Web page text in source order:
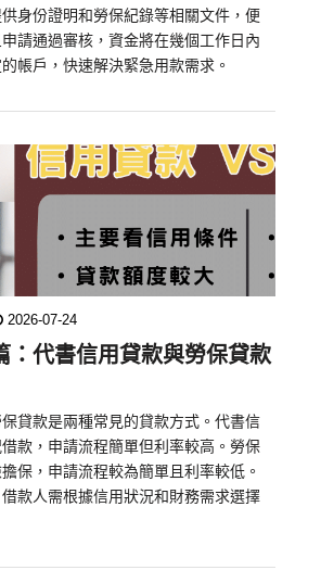
身份證明和勞保紀錄等相關文件，便
請通過審核，資金將在幾個工作日內
帳戶，快速解決緊急用款需求。
2026-07-24
：代書信用貸款與勞保貸款
貸款是兩種常見的貸款方式。代書信
款，申請流程簡單但利率較高。勞保
保，申請流程較為簡單且利率較低。
款人需根據信用狀況和財務需求選擇